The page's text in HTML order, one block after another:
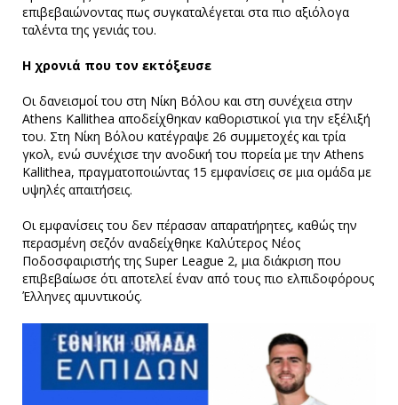
επιβεβαιώνοντας πως συγκαταλέγεται στα πιο αξιόλογα
ταλέντα της γενιάς του.
Η χρονιά που τον εκτόξευσε
Οι δανεισμοί του στη Νίκη Βόλου και στη συνέχεια στην
Athens Kallithea αποδείχθηκαν καθοριστικοί για την εξέλιξή
του. Στη Νίκη Βόλου κατέγραψε 26 συμμετοχές και τρία
γκολ, ενώ συνέχισε την ανοδική του πορεία με την Athens
Kallithea, πραγματοποιώντας 15 εμφανίσεις σε μια ομάδα με
υψηλές απαιτήσεις.
Οι εμφανίσεις του δεν πέρασαν απαρατήρητες, καθώς την
περασμένη σεζόν αναδείχθηκε Καλύτερος Νέος
Ποδοσφαιριστής της Super League 2, μια διάκριση που
επιβεβαίωσε ότι αποτελεί έναν από τους πιο ελπιδοφόρους
Έλληνες αμυντικούς.